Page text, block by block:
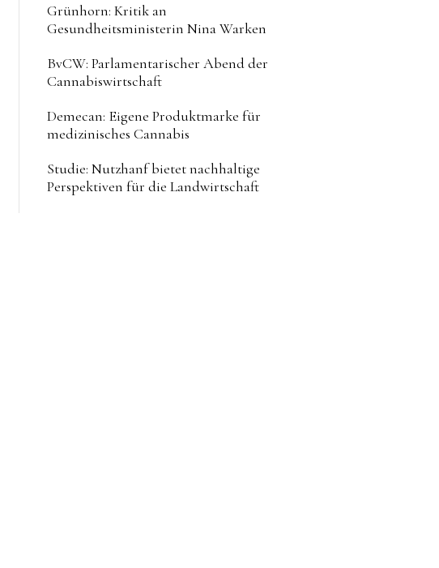
Grünhorn: Kritik an
Gesundheitsministerin Nina Warken
BvCW: Parlamentarischer Abend der
Cannabiswirtschaft
Demecan: Eigene Produktmarke für
medizinisches Cannabis
Studie: Nutzhanf bietet nachhaltige
Perspektiven für die Landwirtschaft